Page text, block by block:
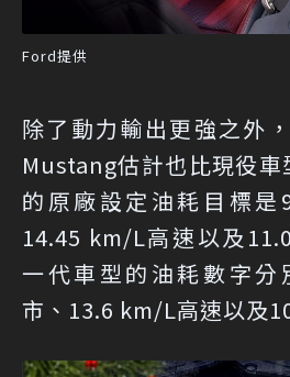
Ford提供
除了動力輸出更強之外
Mustang估計也比現役車
的原廠設定油耗目標是
14.45 km/L高速以及
一代車型的油耗數字分
市、13.6 km/L高速以及